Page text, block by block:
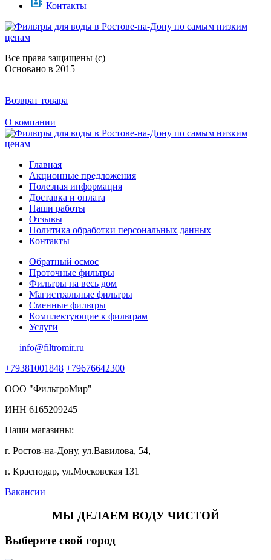
Контакты
Все права защищены (с)
Основано в 2015
Возврат товара
О компании
Главная
Акционные предложения
Полезная информация
Доставка и оплата
Наши работы
Отзывы
Политика обработки персональных данных
Контакты
Обратный осмос
Проточные фильтры
Фильтры на весь дом
Магистральные фильтры
Сменные фильтры
Комплектующие к фильтрам
Услуги
info@filtromir.ru
+79381001848 +79676642300
ООО "ФильтроМир"
ИНН 6165209245
Наши магазины:
г. Ростов-на-Дону, ул.Вавилова, 54,
г. Краснодар, ул.Московская 131
Вакансии
МЫ ДЕЛАЕМ ВОДУ ЧИСТОЙ
Выберите свой город